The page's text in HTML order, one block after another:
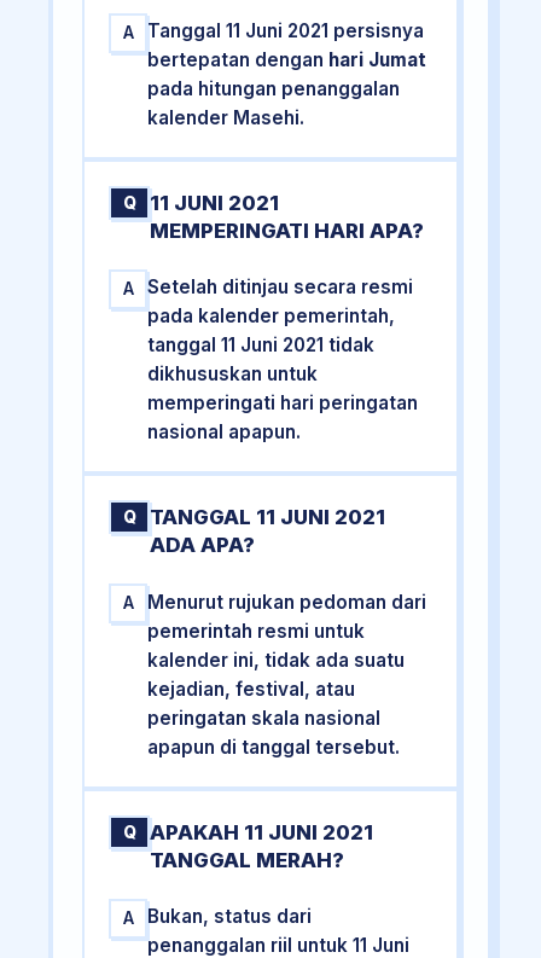
A
Tanggal 11 Juni 2021 persisnya
bertepatan dengan hari Jumat
pada hitungan penanggalan
kalender Masehi.
Q
11 JUNI 2021
MEMPERINGATI HARI APA?
A
Setelah ditinjau secara resmi
pada kalender pemerintah,
tanggal 11 Juni 2021 tidak
dikhususkan untuk
memperingati hari peringatan
nasional apapun.
Q
TANGGAL 11 JUNI 2021
ADA APA?
A
Menurut rujukan pedoman dari
pemerintah resmi untuk
kalender ini, tidak ada suatu
kejadian, festival, atau
peringatan skala nasional
apapun di tanggal tersebut.
Q
APAKAH 11 JUNI 2021
TANGGAL MERAH?
A
Bukan, status dari
penanggalan riil untuk 11 Juni